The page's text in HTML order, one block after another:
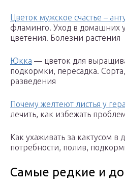
Цветок мужское счастье –
фламинго. Уход в домашних
цветения. Болезни растения
Юкка — цветок для
подкормки, пересадка.
разведения
Почему желтеют листья у
лечить, как избежать
Как ухаживать за кактусом в
потребности, полив,
Самые редкие и